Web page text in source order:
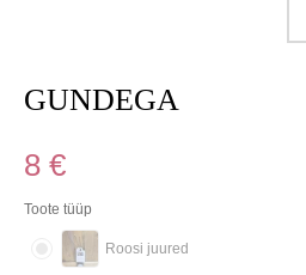
GUNDEGA
8 €
Toote tüüp
Roosi juured